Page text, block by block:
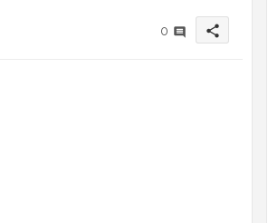
0 share